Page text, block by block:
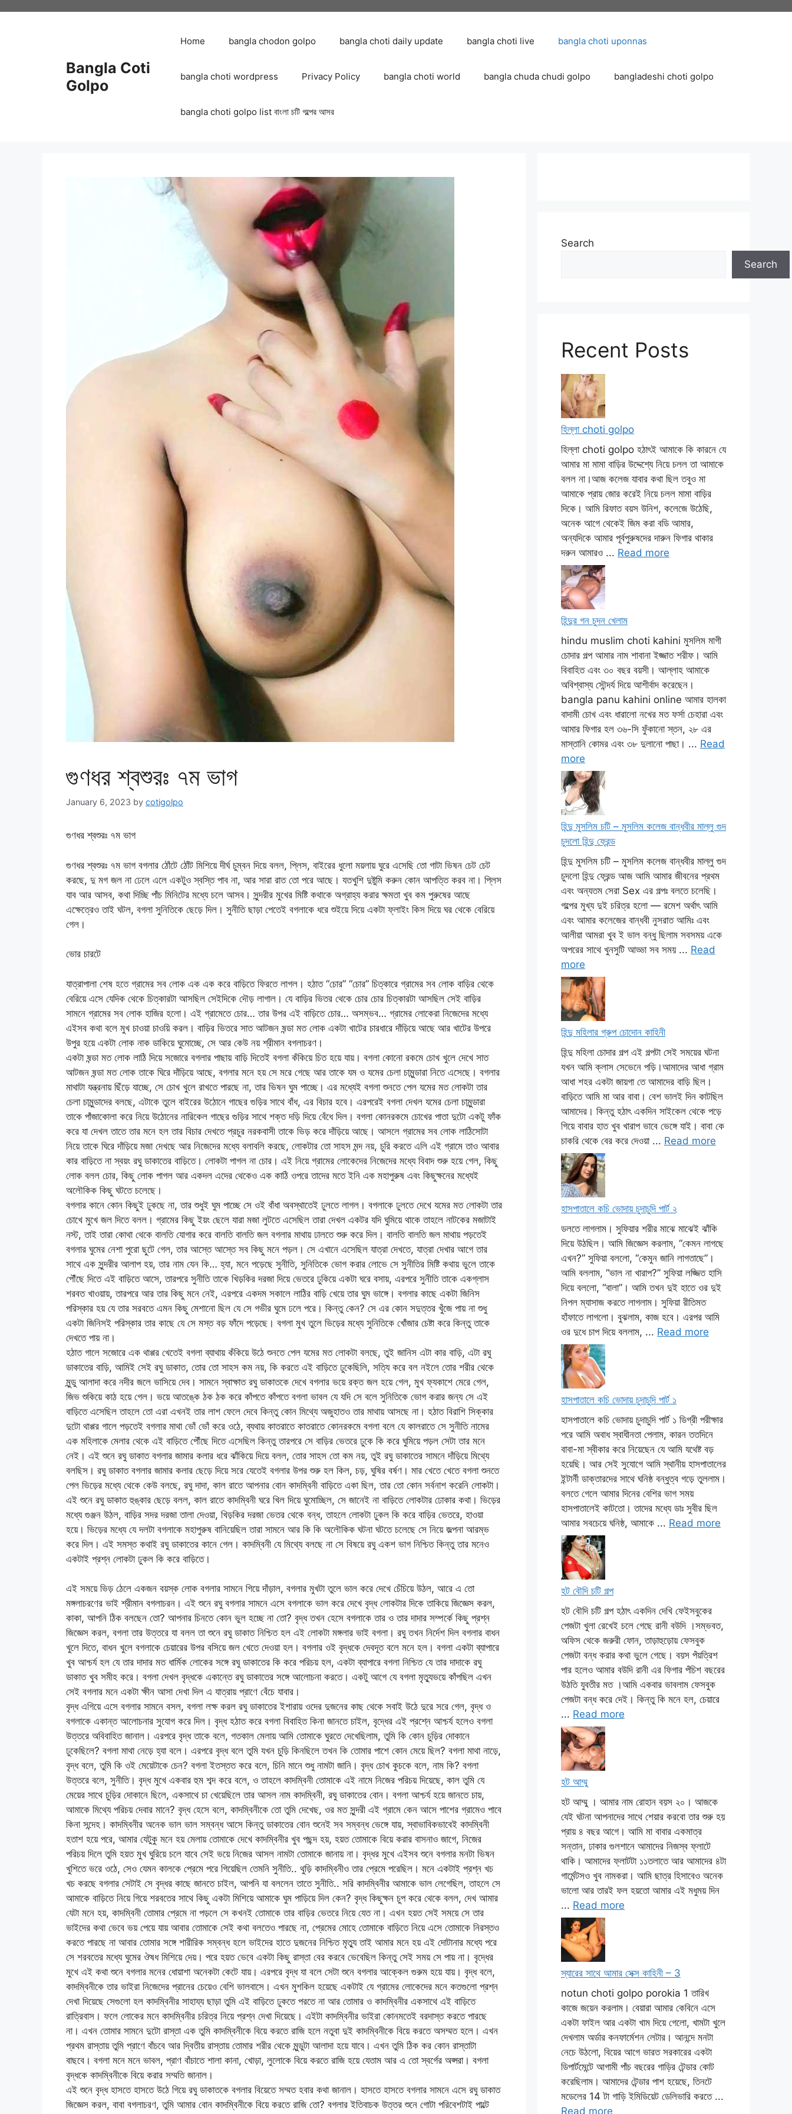
Bangla Coti
Golpo
Home bangla chodon golpo bangla choti daily update bangla choti live bangla choti uponnas
bangla choti wordpress Privacy Policy bangla choti world bangla chuda chudi golpo bangladeshi choti golpo
bangla choti golpo list বাংলা চটি গল্পের আসর
গুণধর শ্বশুরঃ ৭ম ভাগ
January 6, 2023 by cotigolpo
গুণধর শ্বশুরঃ ৭ম ভাগ
গুণধর শ্বশুরঃ ৭ম ভাগ বগলার ঠোঁটে ঠোঁট মিশিয়ে দীর্ঘ চুম্বন দিয়ে বলল, প্লিস, বাইরের ধুলো ময়লায় ঘুরে এসেছি তো গাটা ভিষন চেট চেট
করছে, দু মগ জল না ঢেলে এলে একটুও স্বস্তি পাব না, আর সারা রাত তো পরে আছে। যতখুশি দুষ্টুমি করুন কোন আপত্তি করব না। প্লিস
যাব আর আসব, কথা দিচ্ছি পাঁচ মিনিটের মধ্যে চলে আসব। সুন্দরীর মুখের মিষ্টি কথাকে অগ্রাহ্য করার ক্ষমতা খুব কম পুরুষের আছে
এক্ষেত্রেও তাই ঘটল, বগলা সুনিতিকে ছেড়ে দিল। সুনীতি ছাড়া পেতেই বগলাকে ধরে শুইয়ে দিয়ে একটা ফ্লাইং কিস দিয়ে ঘর থেকে বেরিয়ে
গেল।
ভোর চারটে
যাত্রাপালা শেষ হতে গ্রামের সব লোক এক এক করে বাড়িতে ফিরতে লাগল। হঠাত “চোর” “চোর” চিত্কারে গ্রামের সব লোক বাড়ির থেকে
বেরিয়ে এসে যেদিক থেকে চিত্কারটা আসছিল সেইদিকে দৌড় লাগাল। যে বাড়ির ভিতর থেকে চোর চোর চিত্কারটা আসছিল সেই বাড়ির
সামনে গ্রামের সব লোক হাজির হলো। এই গ্রামেতে চোর… তার উপর এই বাড়িতে চোর… অসম্ভব… গ্রামের লোকেরা নিজেদের মধ্যে
এইসব কথা বলে মুখ চাওয়া চাওয়ি করল। বাড়ির ভিতরে সাত আটজন ষন্ডা মত লোক একটা খাটের চারধারে দাঁড়িয়ে আছে আর খাটের উপরে
উপুর হয়ে একটা লোক নাক ডাকিয়ে ঘুমোচ্ছে, সে আর কেউ নয় শ্রীমান বগলাচরণ।
একটা ষন্ডা মত লোক লাঠি দিয়ে সজোরে বগলার পাছায় বাড়ি দিতেই বগলা কঁকিয়ে চিত হয়ে যায়। বগলা কোনো রকমে চোখ খুলে দেখে সাত
আটজন ষন্ডা মত লোক তাকে ঘিরে দাঁড়িয়ে আছে, বগলার মনে হয় সে মরে গেছে আর তাকে যম ও যমের চেলা চামুন্ডারা নিতে এসেছে। বগলার
মাথাটা যন্ত্রনায় ছিঁড়ে যাচ্ছে, সে চোখ খুলে রাখতে পারছে না, তার ভিষন ঘুম পাচ্ছে। এর মধ্যেই বগলা শুনতে পেল যমের মত লোকটা তার
চেলা চামুন্ডাদের বলছে, এটাকে তুলে বাইরের উঠোনে গাছের গুড়ির সাথে বাঁধ, এর বিচার হবে। এরপরেই বগলা দেখল যমের চেলা চামুন্ডারা
তাকে পাঁজাকোলা করে নিয়ে উঠোনের নারিকেল গাছের গুড়ির সাথে শক্ত দড়ি দিয়ে বেঁধে দিল। বগলা কোনরকমে চোখের পাতা দুটো একটু ফাঁক
করে যা দেখল তাতে তার মনে হল তার বিচার দেখতে প্রচুর নরকবাসী তাকে ভিড় করে দাঁড়িয়ে আছে। আসলে গ্রামের সব লোক লাঠিসোটা
নিয়ে তাকে ঘিরে দাঁড়িয়ে মজা দেখছে আর নিজেদের মধ্যে বলাবলি করছে, লোকটার তো সাহস মন্দ নয়, চুরি করতে এলি এই গ্রামে তাও আবার
কার বাড়িতে না স্বয়ং রঘু ডাকাতের বাড়িতে। লোকটা পাগল না চোর। এই নিয়ে গ্রামের লোকেদের নিজেদের মধ্যে বিবাদ শুরু হয়ে গেল, কিছু
লোক বলল চোর, কিছু লোক পাগল আর একদল এদের থেকেও এক কাঠি ওপরে তাদের মতে ইনি এক মহাপুরুষ এবং কিছুক্ষনের মধ্যেই
অলৌকিক কিছু ঘটতে চলেছে।
বগলার কানে কোন কিছুই ঢুকছে না, তার শুধুই ঘুম পাচ্ছে সে ওই বাঁধা অবস্থাতেই ঢুলতে লাগল। বগলাকে ঢুলতে দেখে যমের মত লোকটা তার
চোখে মুখে জল দিতে বলল। গ্রামের কিছু ইয়ং ছেলে যারা মজা লুটতে এসেছিল তারা দেখল একটর যদি ঘুমিয়ে থাকে তাহলে নাটকের মজাটাই
নস্ট, তাই তারা কোথা থেকে বালতি যোগার করে বালতি বালতি জল বগলার মাথায় ঢালতে শুরু করে দিল। বালতি বালতি জল মাথায় পড়তেই
বগলার ঘুমের নেশা পুরো ছুটে গেল, তার আস্তে আস্তে সব কিছু মনে পড়ল। সে এখানে এসেছিল যাত্রা দেখতে, যাত্রা দেখার আগে তার
সাথে এক সুন্দরীর আলাপ হয়, তার নাম যেন কি… হ্যা, মনে পড়েছে সুনীতি, সুনিতিকে ভোগ করার লোভে সে সুনীতির মিষ্টি কথায় ভুলে তাকে
পৌঁছে দিতে এই বাড়িতে আসে, তারপরে সুনীতি তাকে খিড়কির দরজা দিয়ে ভেতরে ঢুকিয়ে একটা ঘরে বসায়, এরপরে সুনীতি তাকে একগ্লাস
শরবত খাওয়ায়, তারপরে আর তার কিছু মনে নেই, এরপরে একদম সকালে লাঠির বাড়ি খেয়ে তার ঘুম ভাঙ্গে। বগলার কাছে একটা জিনিস
পরিস্কার হয় যে তার সরবতে এমন কিছু মেশানো ছিল যে সে গভীর ঘুমে ঢলে পরে। কিন্তু কেন? সে এর কোন সদুত্তর খুঁজে পায় না শুধু
একটা জিনিসই পরিস্কার তার কাছে যে সে মস্ত বড় ফাঁদে পড়েছে। বগলা মুখ তুলে ভিড়ের মধ্যে সুনিতিকে খোঁজার চেষ্টা করে কিন্তু তাকে
দেখতে পায় না।
হঠাত গালে সজোরে এক থাপ্পর খেতেই বগলা ব্যাথায় কঁকিয়ে উঠে শুনতে পেল যমের মত লোকটা বলছে, তুই জানিস এটা কার বাড়ি, এটা রঘু
ডাকাতের বাড়ি, আমিই সেই রঘু ডাকাত, তোর তো সাহস কম নয়, কি করতে এই বাড়িতে ঢুকেছিলি, সত্যি করে বল নইলে তোর শরীর থেকে
মুন্ডু আলাদা করে নদীর জলে ভাসিয়ে দেব। সামনে স্বাক্ষাত রঘু ডাকাতকে দেখে বগলার ভয়ে রক্ত জল হয়ে গেল, মুখ ফ্যকাশে মেরে গেল,
জিভ শুকিয়ে কাঠ হয়ে গেল। ভয়ে আতঙ্কে ঠক ঠক করে কাঁপতে কাঁপতে বগলা ভাবল যে যদি সে বলে সুনিতিকে ভোগ করার জন্য সে এই
বাড়িতে এসেছিল তাহলে তো এরা এখনই তার লাশ ফেলে দেবে কিন্তু কোন মিথ্যে অজুহাতও তার মাথায় আসছে না। হঠাত বিরাশি সিক্কার
দুটো থাপ্পর গালে পড়তেই বগলার মাথা ভোঁ ভোঁ করে ওঠে, ব্যথায় কাতরাতে কাতরাতে কোনরকমে বগলা বলে যে কালরাতে সে সুনীতি নামের
এক মহিলাকে মেলার থেকে এই বাড়িতে পৌঁছে দিতে এসেছিল কিন্তু তারপরে সে বাড়ির ভেতরে ঢুকে কি করে ঘুমিয়ে পড়ল সেটা তার মনে
নেই। এই শুনে রঘু ডাকাত বগলার জামার কলার ধরে ঝাঁকিয়ে দিয়ে বলল, তোর সাহস তো কম নয়, তুই রঘু ডাকাতের সামনে দাঁড়িয়ে মিথ্যে
বলছিস। রঘু ডাকাত বগলার জামার কলার ছেড়ে দিয়ে সরে যেতেই বগলার উপর শুরু হল কিল, চড়, ঘুষির বর্ষণ। মার খেতে খেতে বগলা শুনতে
পেল ভিড়ের মধ্যে থেকে কেউ বলছে, রঘু দাদা, কাল রাতে আপনার বোন কাদম্বিনী বাড়িতে একা ছিল, তার তো কোন সর্বনাশ করেনি লোকটা।
এই শুনে রঘু ডাকাত হুঙ্কার ছেড়ে বলল, কাল রাতে কাদম্বিনী ঘরে খিল দিয়ে ঘুমোচ্ছিল, সে জানেই না বাড়িতে লোকটার ঢোকার কথা। ভিড়ের
মধ্যে গুঞ্জন উঠল, বাড়ির সদর দরজা তালা দেওয়া, খিড়কির দরজা ভেতর থেকে বন্ধ, তাহলে লোকটা ঢুকল কি করে বাড়ির ভেতরে, হাওয়া
হয়ে। ভিড়ের মধ্যে যে দলটা বগলাকে মহাপুরুষ বানিয়েছিল তারা সামনে আর কি কি অলৌকিক ঘটনা ঘটতে চলেছে সে নিয়ে জল্পনা আরম্ভ
করে দিল। এই সমস্ত কথাই রঘু ডাকাতের কানে গেল। কাদম্বিনী যে মিথ্যে বলছে না সে বিষয়ে রঘু একশ ভাগ নিশ্চিত কিন্তু তার মনেও
একটাই প্রশ্ন লোকটা ঢুকল কি করে বাড়িতে।
এই সময়ে ভিড় ঠেলে একজন বয়স্ক লোক বগলার সামনে গিয়ে দাঁড়াল, বগলার মুখটা তুলে ভাল করে দেখে চেঁচিয়ে উঠল, আরে এ তো
মঙ্গলাচরণের ভাই শ্রীমান বগলাচরন। এই শুনে রঘু বগলার সামনে এসে বগলাকে ভাল করে দেখে বৃদ্ধ লোকটার দিকে তাকিয়ে জিজ্ঞেস করল,
কাকা, আপনি ঠিক বলছেন তো? আপনার চিনতে কোন ভুল হচ্ছে না তো? বৃদ্ধ তখন হেসে বগলাকে তার ও তার দাদার সম্পর্কে কিছু প্রশ্ন
জিজ্ঞেস করল, বগলা তার উত্তরে যা বলল তা শুনে রঘু ডাকাত নিশ্চিত হল এই লোকটা মঙ্গলার ভাই বগলা। রঘু তখন নির্দেশ দিল বগলার বাধন
খুলে দিতে, বাধন খুলে বগলাকে চেয়ারের উপর বসিয়ে জল খেতে দেওয়া হল। বগলার ওই বৃদ্ধকে দেবদূত বলে মনে হল। বগলা একটা ব্যাপারে
খুব আশ্চর্য হল যে তার দাদার মত ধার্মিক লোকের সঙ্গে রঘু ডাকাতের কি করে পরিচয় হল, একটা ব্যাপারে বগলা নিশ্চিত যে তার দাদাকে রঘু
ডাকাত খুব সমীহ করে। বগলা দেখল বৃদ্ধকে একান্তে রঘু ডাকাতের সঙ্গে আলোচনা করতে। একটু আগে যে বগলা মৃত্যুভয়ে কাঁপছিল এখন
সেই বগলার মনে একটা ক্ষীন আসা দেখা দিল এ যাত্রায় প্রাণে বেঁচে যাবার।
বৃদ্ধ এগিয়ে এসে বগলার সামনে বসল, বগলা লক্ষ করল রঘু ডাকাতের ইশারায় ওদের দুজনের কাছ থেকে সবাই উঠে দুরে সরে গেল, বৃদ্ধ ও
বগলাকে একান্ত আলোচনার সুযোগ করে দিল। বৃদ্ধ হঠাত করে বগলা বিবাহিত কিনা জানতে চাইল, বৃদ্ধের এই প্রশ্নে আশ্চর্য হলেও বগলা
উত্তরে অবিবাহিত জানাল। এরপরে বৃদ্ধ তাকে বলে, গতকাল মেলায় আমি তোমাকে ঘুরতে দেখেছিলাম, তুমি কি কোন চুড়ির দোকানে
ঢুকেছিলে? বগলা মাথা নেড়ে হ্যা বলে। এরপরে বৃদ্ধ বলে তুমি যখন চুড়ি কিনছিলে তখন কি তোমার পাশে কোন মেয়ে ছিল? বগলা মাথা নাড়ে,
বৃদ্ধ বলে, তুমি কি ওই মেয়েটাকে চেন? বগলা ইতস্তত করে বলে, চিনি মানে শুধু নামটা জানি। বৃদ্ধ চোখ কুচকে বলে, নাম কি? বগলা
উত্তরে বলে, সুনীতি। বৃদ্ধ মুখে একবার হুম শব্দ করে বলে, ও তাহলে কাদম্বিনী তোমাকে এই নামে নিজের পরিচয় দিয়েছে, কাল তুমি যে
মেয়ের সাথে চুড়ির দোকানে ছিলে, একসাথে চা খেয়েছিলে তার আসল নাম কাদম্বিনী, রঘু ডাকাতের বোন। বগলা আশ্চর্য হয়ে জানতে চায়,
আমাকে মিথ্যে পরিচয় দেবার মানে? বৃদ্ধ হেসে বলে, কাদম্বিনীকে তো তুমি দেখেছ, ওর মত সুন্দরী এই গ্রামে কেন আসে পাশের গ্রামেও পাবে
কিনা সন্দেহ। কাদম্বিনীর অনেক ভাল ভাল সম্বন্ধ আসে কিন্তু ডাকাতের বোন শুনেই সব সম্বন্ধ ভেঙ্গে যায়, স্বাভাবিকভাবেই কাদম্বিনী
হতাশ হয়ে পরে, আমার যেটুকু মনে হয় মেলায় তোমাকে দেখে কাদম্বিনীর খুব পছন্দ হয়, হয়ত তোমাকে বিয়ে করার বাসনাও জাগে, নিজের
পরিচয় দিলে তুমি হয়ত মুখ ঘুরিয়ে চলে যাবে সেই ভয়ে নিজের আসল নামটা তোমাকে জানায় না। বৃদ্ধর মুখে এইসব শুনে বগলার মনটা ভিষন
খুশিতে ভরে ওঠে, সেও যেমন কালকে প্রেমে পরে গিয়েছিল তেমনি সুনীতি.. থুড়ি কাদম্বিনীও তার প্রেমে পরেছিল। মনে একটাই প্রশ্ন খচ
খচ করছে বগলার সেটাই সে বৃদ্ধর কাছে জানতে চাইল, আপনি যা বললেন তাতে সুনীতি.. সরি কাদম্বিনীর আমাকে ভাল লেগেছিল, তাহলে সে
আমাকে বাড়িতে নিয়ে গিয়ে শরবতের সাথে কিছু একটা মিশিয়ে আমাকে ঘুম পাড়িয়ে দিল কেন? বৃদ্ধ কিছুক্ষন চুপ করে থেকে বলল, দেখ আমার
যেটা মনে হয়, কাদম্বিনী তোমার প্রেমে না পড়লে সে কখনই তোমাকে তার বাড়ির ভেতরে নিয়ে যেত না। এখন হয়ত সেই সময়ে সে তার
ভাইদের কথা ভেবে ভয় পেয়ে যায় আবার তোমাকে সেই কথা বলতেও পারছে না, প্রেমের মোহে তোমাকে বাড়িতে নিয়ে এসে তোমাকে নিরস্তও
করতে পারছে না আবার তোমার সঙ্গে শারীরিক সম্বন্ধ হলে ভাইদের হাতে দুজনের নিশ্চিত মৃত্যু তাই আমার মনে হয় এই দোটানার মধ্যে পরে
সে শরবতের মধ্যে ঘুমের ঔষধ মিশিয়ে দেয়। পরে হয়ত ভেবে একটা কিছু রাস্তা বের করবে ভেবেছিল কিন্তু সেই সময় সে পায় না। বৃদ্ধের
মুখে এই কথা শুনে বগলার মনের ধোয়াশা অনেকটা কেটে যায়। এরপরে বৃদ্ধ যা বলে সেটা শুনে বগলার আক্কেল গুরুম হয়ে যায়। বৃদ্ধ বলে,
কাদম্বিনীকে তার ভাইরা নিজেদের প্রানের চেয়েও বেশি ভালবাসে। এখন মুশকিল হয়েছে একটাই যে গ্রামের লোকেদের মনে কতগুলো প্রশ্ন
দেখা দিয়েছে সেগুলো হল কাদম্বিনীর সাহায্য ছাড়া তুমি এই বাড়িতে ঢুকতে পরতে না আর তোমার ও কাদম্বিনীর একসাথে এই বাড়িতে
রাত্রিবাস। ফলে লোকের মনে কাদম্বিনীর চরিত্র নিয়ে প্রশ্ন দেখা দিয়েছে। এইটা কাদম্বিনীর ভাইরা কোনমতেই বরদাস্ত করতে পারছে
না। এখন তোমার সামনে দুটো রাস্তা এক তুমি কাদম্বিনীকে বিয়ে করতে রাজি হলে নতুবা দুই কাদম্বিনীকে বিয়ে করতে অসম্মত হলে। এখন
প্রথম রাস্তায় তুমি প্রাণে বাঁচবে আর দ্বিতীয় রাস্তায় তোমার শরীর থেকে মুন্ডুটা আলাদা হয়ে যাবে। এখন তুমি ঠিক কর কোন রাস্তাটা
বাছবে। বগলা মনে মনে ভাবল, প্রাণ বাঁচাতে শালা কানা, খোড়া, লুলোকে বিয়ে করতে রাজি হয়ে যেতাম আর এ তো স্বর্গের অপ্সরা। বগলা
বৃদ্ধকে কাদম্বিনীকে বিয়ে করার সম্মতি জানাল।
এই শুনে বৃদ্ধ হাসতে হাসতে উঠে গিয়ে রঘু ডাকাতকে বগলার বিয়েতে সম্মত হবার কথা জানাল। হাসতে হাসতে বগলার সামনে এসে রঘু ডাকাত
জিজ্ঞেস করল, বাবা বগলাচরণ, তুমি আমার বোন কাদম্বিনীকে বিয়ে করতে রাজি তো? বগলার ইতিবাচক উত্তর শুনে গোটা পরিবেশটাই পাল্টে
Search
Search
Recent Posts
হিল্লা choti golpo
হিল্লা choti golpo হঠাৎই আমাকে কি কারনে যে
আমার মা মামা বাড়ির উদ্দেশ্যে নিয়ে চলল তা আমাকে
বলল না।আজ কলেজ যাবার কথা ছিল তবুও মা
আমাকে প্রায় জোর করেই নিয়ে চলল মামা বাড়ির
দিকে। আমি রিফাত বয়স উনিশ, কলেজে উঠেছি,
অনেক আগে থেকেই জিম করা বডি আমার,
অন্যদিকে আমার পূর্বপুরুষদের দারুন ফিগার থাকার
দরুন আমারও ... Read more
হিন্দুর গন চুদন খেলাম
hindu muslim choti kahini মুসলিম মাগী
চোদার গল্প আমার নাম শাবানা ইজ্জাত শরীফ। আমি
বিবাহিত এবং ৩০ বছর বয়সী। আল্লাহ আমাকে
অবিশ্বাস্য সৌন্দর্য দিয়ে আশীর্বাদ করেছেন।
bangla panu kahini online আমার হালকা
বাদামী চোখ এবং ধারালো নখের মত ফর্সা চেহারা এবং
আমার ফিগার হল ৩৬-সি ফুঁকানো স্তন, ২৮ এর
মাস্তানি কোমর এবং ৩৮ দুলানো পাছা। ... Read
more
হিন্দু মুসলিম চটি – মুসলিম কলেজ বান্ধবীর মাল্লু গুদ
চুদলো হিন্দু ফ্রেন্ড
হিন্দু মুসলিম চটি – মুসলিম কলেজ বান্ধবীর মাল্লু গুদ
চুদলো হিন্দু ফ্রেন্ড আজ আমি আমার জীবনের প্রথম
এবং অন্যতম সেরা Sex এর গল্পঃ বলতে চলেছি।
গল্পের মুখ্য দুই চরিত্র হলো — রমেশ অর্থাৎ আমি
এবং আমার কলেজের বান্ধবী নুসরাত আমিঃ এবং
আলীয়া আমরা খুব ই ভাল বন্ধু ছিলাম সবসময় একে
অপরের সাথে খুনসুটি আড্ডা সব সময় ... Read
more
হিন্দু মহিলার গ্রুপ চোদোন কাহিনী
হিন্দু মহিলা চোদার গল্প এই গল্পটা সেই সময়ের ঘটনা
যখন আমি ক্লাস সেভেনে পড়ি।আমাদের আধা গ্রাম
আধা শহর একটা জায়গা তে আমাদের বাড়ি ছিল।
বাড়িতে আমি মা আর বাবা। বেশ ভালই দিন কাটছিল
আমাদের। কিন্তু হঠাৎ একদিন সাইকেল থেকে পড়ে
গিয়ে বাবার হাত খুব খারাপ ভাবে ভেঙ্গে যাই। বাবা কে
চাকরি থেকে বের করে দেওয়া ... Read more
হাসপাতালে কচি ভোদায় চুদাচুদি পার্ট ২
ডলতে লাগলাম। সুফিয়ার শরীর মাঝে মাঝেই ঝাঁকি
দিয়ে উঠছিল। আমি জিজ্ঞেস করলাম, “কেমন লাগছে
এখন?” সুফিয়া বললো, “কেমুন জানি লাগতাছে”।
আমি বললাম, “ভাল না খারাপ?” সুফিয়া লজ্জিত হাসি
দিয়ে বললো, “বালা”। আমি তখন দুই হাতে ওর দুই
নিপল ম্যাসাজ করতে লাগলাম। সুফিয়া রীতিমত
হাঁফাতে লাগলো। বুঝলাম, কাজ হবে। এরপর আমি
ওর দুধে চাপ দিয়ে বললাম, ... Read more
হাসপাতালে কচি ভোদায় চুদাচুদি পার্ট ১
হাসপাতালে কচি ভোদায় চুদাচুদি পার্ট ১ ডিগ্রী পরীক্ষার
পরে আমি অবাধ স্বাধীনতা পেলাম, কারন ততদিনে
বাবা-মা স্বীকার করে নিয়েছেন যে আমি যথেষ্ট বড়
হয়েছি। আর সেই সুযোগে আমি স্থানীয় হাসপাতালের
ইন্টার্নী ডাক্তারদের সাথে ঘনিষ্ঠ বন্ধুত্ব গড়ে তুললাম।
বলতে গেলে আমার দিনের বেশির ভাগ সময়
হাসপাতালেই কাটতো। তাদের মধ্যে ডাঃ সুবীর ছিল
আমার সবচেয়ে ঘনিষ্ঠ, আমাকে ... Read more
হট বৌদি চটি গল্প
হট বৌদি চটি গল্প হঠাৎ একদিন দেখি ফেইসবুকের
পেজটা খুলা রেখেই চলে গেছে রানী বউদি ।সম্ভবত,
অফিস থেকে জরুরী ফোন, তাড়াহুড়োয় ফেসবুক
পেজটা বন্ধ করার কথা ভুলে গেছে। বয়স পঁয়ত্রিশ
পার হলেও আমার বউদি রানী এর ফিগার পঁচিশ বছরের
উঠতি যুবতীর মত ।আমি একবার ভাবলাম ফেসবুক
পেজটা বন্ধ করে দেই। কিন্তু কি মনে হল, চেয়ারে
... Read more
হট আম্মু
হট আম্মু । আমার নাম রোহান বয়স ২০। আজকে
যেই ঘটনা আপনাদের সাথে শেয়ার করবো তার শুরু হয়
প্রায় ৪ বছর আগে। আমি মা বাবার একমাত্র
সন্তান, ঢাকার গুলশানে আমাদের নিজস্ব ফ্লাটে
থাকি। আমাদের ফ্লাটটা ১১তলাতে আর আমাদের ৪টা
গার্মেন্টসও খুব নামকরা। আমি ছাত্র হিসাবেও অনেক
ভালো আর তারই ফল হয়তো আমার এই মধুময় দিন
... Read more
স্যারের সাথে আমার সেক্স কাহিনী – 3
notun choti golpo porokia 1 তারিখ
কাজে জয়েন করলাম। বেয়ারা আমার কেবিনে এসে
একটা ফাইল আর একটা খাম দিয়ে গেলো, খামটা খুলে
দেখলাম অর্ডার কনফার্মেশন লেটার। আনন্দে মনটা
নেচে উঠলো, বিয়ের আগে ভারত সরকারের একটা
ডিপার্টমেন্টে আগামী পাঁচ বছরের গাড়ির টেন্ডার কোট
করেছিলাম। আমাদের টেন্ডার পাশ হয়েছে, তিনটে
মডেলের 14 টা গাড়ি ইমিডিয়েট ডেলিভারি করতে ...
Read more